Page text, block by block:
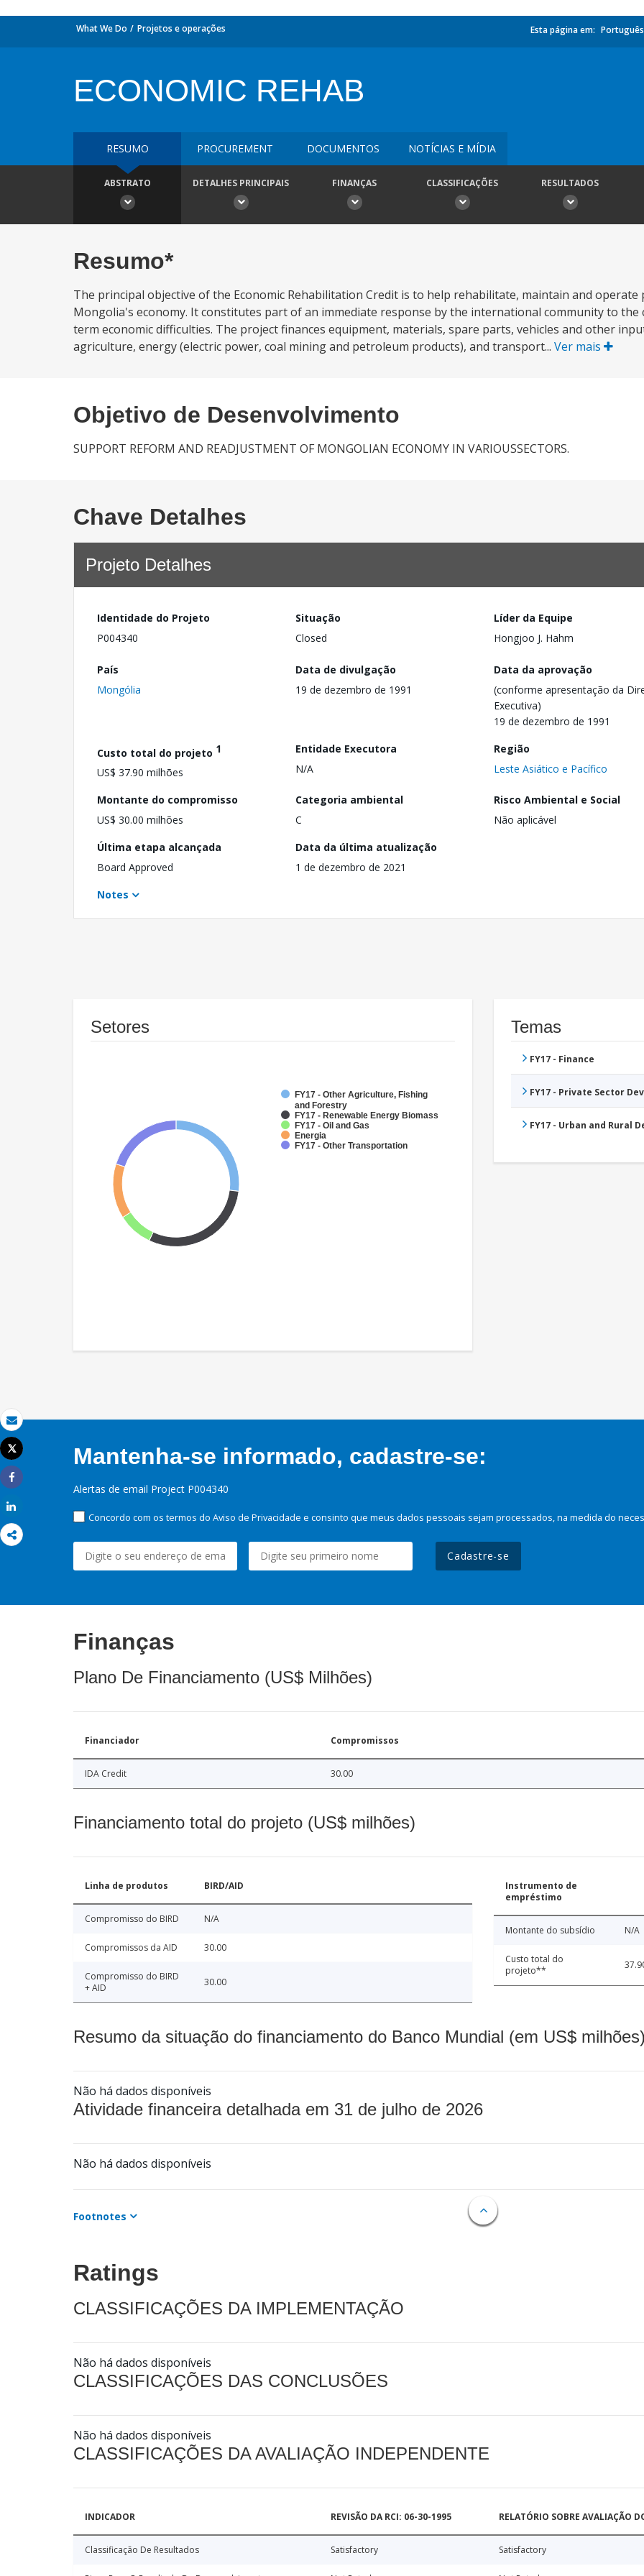
Email
Imprimir
Tweet
Share
What We Do Projetos e operações Esta página em: Português
ECONOMIC REHAB
RESUMO PROCUREMENT DOCUMENTOS NOTÍCIAS E MÍDIA
ABSTRATO DETALHES PRINCIPAIS FINANÇAS CLASSIFICAÇÕES RESULTADOS
Resumo*
The principal objective of the Economic Rehabilitation Credit is to help rehabilitate, maintain and
Mongolia's economy. It constitutes part of an immediate response by the international community to
term economic difficulties. The project finances equipment, materials, spare parts, vehicles and other
agriculture, energy (electric power, coal mining and petroleum products), and transport... Ver mais
Objetivo de Desenvolvimento
SUPPORT REFORM AND READJUSTMENT OF MONGOLIAN ECONOMY IN VARIOUSSECTORS.
Chave Detalhes
Projeto Detalhes
Identidade do Projeto
P004340
Situação
Closed
Líder da Equipe
Hongjoo J. Hahm
País
Mongólia
Data de divulgação
19 de dezembro de 1991
Data da aprovação
(conforme apresentação da
Executiva)
19 de dezembro de 1991
Custo total do projeto 1
US$ 37.90 milhões
Entidade Executora
N/A
Região
Leste Asiático e Pacífico
Montante do compromisso
US$ 30.00 milhões
Categoria ambiental
C
Risco Ambiental e Social
Não aplicável
Última etapa alcançada
Board Approved
Data da última atualização
1 de dezembro de 2021
Notes
Setores
FY17 - Other Agriculture, Fishing
and Forestry
FY17 - Renewable Energy Biomass
FY17 - Oil and Gas
Energia
FY17 - Other Transportation
Temas
FY17 - Finance
FY17 - Private Sector
FY17 - Urban and Rural
Mantenha-se informado, cadastre-se:
Alertas de email Project P004340
Concordo com os termos do Aviso de Privacidade e consinto que meus dados pessoais sejam processados, na medida do
Cadastre-se
Finanças
Plano De Financiamento (US$ Milhões)
Financiador Compromissos
IDA Credit 30.00
Financiamento total do projeto (US$ milhões)
Linha de produtos BIRD/AID
Compromisso do BIRD N/A
Compromissos da AID 30.00
Compromisso do BIRD
+ AID
30.00
Instrumento de
empréstimo
Montante do subsídio N/A
Custo total do
projeto**
Resumo da situação do financiamento do Banco Mundial (em US$
Não há dados disponíveis
Atividade financeira detalhada em 31 de julho de 2026
Não há dados disponíveis
Footnotes
Ratings
CLASSIFICAÇÕES DA IMPLEMENTAÇÃO
Não há dados disponíveis
CLASSIFICAÇÕES DAS CONCLUSÕES
Não há dados disponíveis
CLASSIFICAÇÕES DA AVALIAÇÃO INDEPENDENTE
INDICADOR REVISÃO DA RCI: 06-30-1995 RELATÓRIO SOBRE AVALIAÇÃO
Classificação De Resultados Satisfactory Satisfactory